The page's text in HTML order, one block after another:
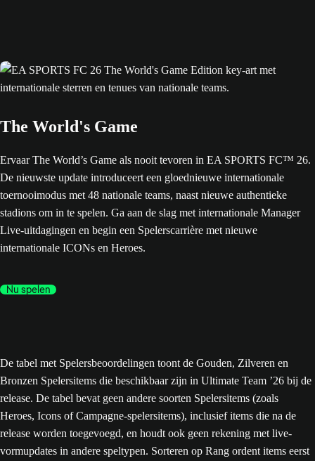
The World's Game
Ervaar The World’s Game als nooit tevoren in EA SPORTS FC™ 26.
De nieuwste update introduceert een gloednieuwe internationale
toernooimodus met 48 nationale teams, naast nieuwe authentieke
stadions om in te spelen. Ga aan de slag met internationale Manager
Live-uitdagingen en begin een Spelerscarrière met nieuwe
internationale ICONs en Heroes.
Nu spelen
De tabel met Spelersbeoordelingen toont de Gouden, Zilveren en
Bronzen Spelersitems die beschikbaar zijn in Ultimate Team ’26 bij de
release. De tabel bevat geen andere soorten Spelersitems (zoals
Heroes, Icons of Campagne-spelersitems), inclusief items die na de
release worden toegevoegd, en houdt ook geen rekening met live-
vormupdates in andere speltypen. Sorteren op Rang ordent items eerst